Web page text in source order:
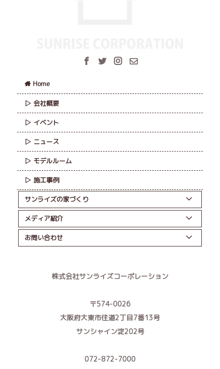
Home
会社概要
イベント
ニュース
モデルルーム
施工事例
サンライズの家づくり
メディア紹介
お問い合わせ
株式会社サンライズコーポレーション
〒574-0026
大阪府大東市住道2丁目7番13号
サンシャイン淀202号
072-872-7000